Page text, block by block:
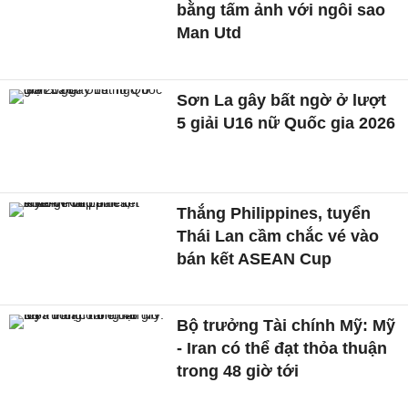
bằng tấm ảnh với ngôi sao
Man Utd
Sơn La gây bất ngờ ở lượt
5 giải U16 nữ Quốc gia 2026
Thắng Philippines, tuyển
Thái Lan cầm chắc vé vào
bán kết ASEAN Cup
Bộ trưởng Tài chính Mỹ: Mỹ
- Iran có thể đạt thỏa thuận
trong 48 giờ tới